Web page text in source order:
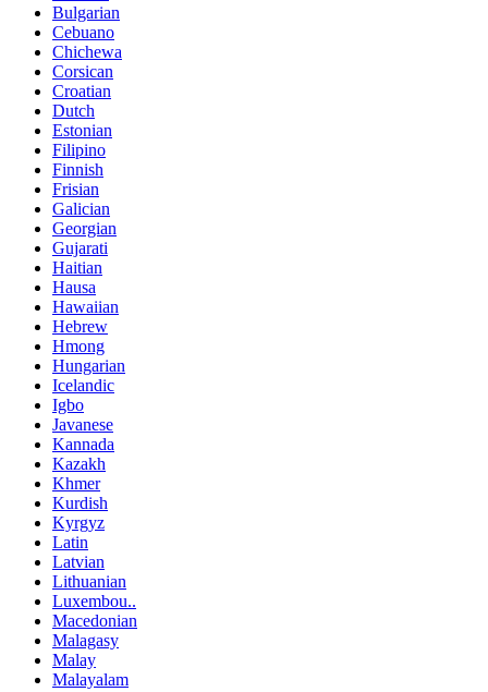
Bulgarian
Cebuano
Chichewa
Corsican
Croatian
Dutch
Estonian
Filipino
Finnish
Frisian
Galician
Georgian
Gujarati
Haitian
Hausa
Hawaiian
Hebrew
Hmong
Hungarian
Icelandic
Igbo
Javanese
Kannada
Kazakh
Khmer
Kurdish
Kyrgyz
Latin
Latvian
Lithuanian
Luxembou..
Macedonian
Malagasy
Malay
Malayalam